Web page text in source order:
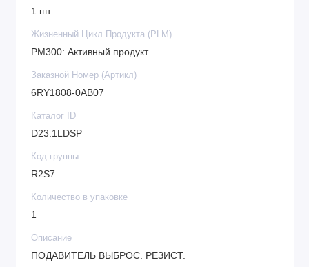
1 шт.
Жизненный Цикл Продукта (PLM)
PM300: Активный продукт
Заказной Номер (Артикл)
6RY1808-0AB07
Каталог ID
D23.1LDSP
Код группы
R2S7
Количество в упаковке
1
Описание
ПОДАВИТЕЛЬ ВЫБРОС. РЕЗИСТ.